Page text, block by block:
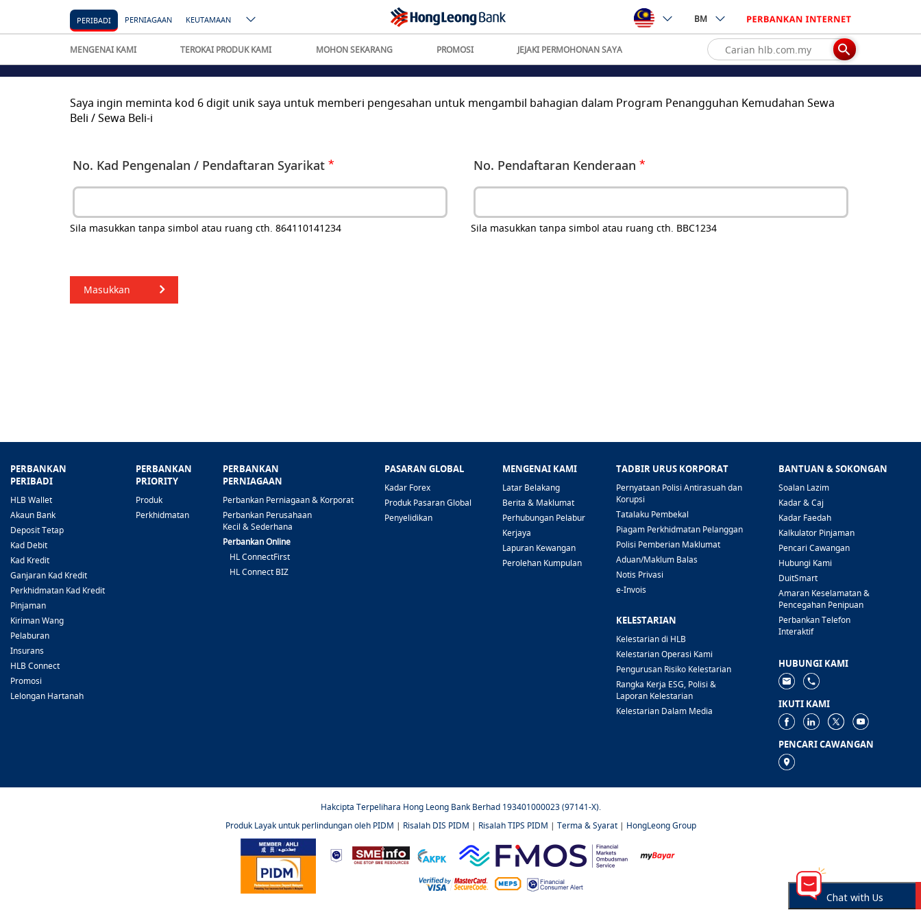
PERIBADI PERNIAGAAN KEUTAMAAN BM
MENGENAI KAMI TEROKAI PRODUK KAMI MOHON SEKARANG PROMOSI JEJAKI PERMOHONAN SAYA
Saya ingin meminta kod 6 digit unik saya untuk memberi pengesahan untuk mengambil bahagian dalam Program Penangguhan Kemudahan Sewa
Beli / Sewa Beli-i
No. Kad Pengenalan / Pendaftaran Syarikat
Sila masukkan tanpa simbol atau ruang cth. 864110141234
No. Pendaftaran Kenderaan
Sila masukkan tanpa simbol atau ruang cth. BBC1234
Masukkan
PERBANKAN
PERIBADI
HLB Wallet
Akaun Bank
Deposit Tetap
Kad Debit
Kad Kredit
Ganjaran Kad Kredit
Perkhidmatan Kad Kredit
Pinjaman
Kiriman Wang
Pelaburan
Insurans
HLB Connect
Promosi
Lelongan Hartanah
PERBANKAN
PRIORITY
Produk
Perkhidmatan
PERBANKAN
PERNIAGAAN
Perbankan Perniagaan & Korporat
Perbankan Perusahaan
Kecil & Sederhana
Perbankan Online
HL ConnectFirst
HL Connect BIZ
PASARAN GLOBAL
Kadar Forex
Produk Pasaran Global
Penyelidikan
MENGENAI KAMI
Latar Belakang
Berita & Maklumat
Perhubungan Pelabur
Kerjaya
Lapuran Kewangan
Perolehan Kumpulan
TADBIR URUS KORPORAT
Pernyataan Polisi Antirasuah dan
Korupsi
Tatalaku Pembekal
Piagam Perkhidmatan Pelanggan
Polisi Pemberian Maklumat
Aduan/Maklum Balas
Notis Privasi
e-Invois
KELESTARIAN
Kelestarian di HLB
Kelestarian Operasi Kami
Pengurusan Risiko Kelestarian
Rangka Kerja ESG, Polisi &
Laporan Kelestarian
Kelestarian Dalam Media
BANTUAN & SOKONGAN
Soalan Lazim
Kadar & Caj
Kadar Faedah
Kalkulator Pinjaman
Pencari Cawangan
Hubungi Kami
DuitSmart
Amaran Keselamatan &
Pencegahan Penipuan
Perbankan Telefon
Interaktif
HUBUNGI KAMI
IKUTI KAMI
PENCARI CAWANGAN
Hakcipta Terpelihara Hong Leong Bank Berhad 193401000023 (97141-X).
Produk Layak untuk perlindungan oleh PIDM | Risalah DIS PIDM | Risalah TIPS PIDM | Terma & Syarat| HongLeong Group